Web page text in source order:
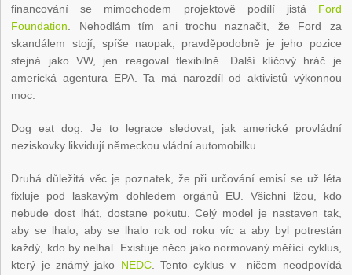
financování se mimochodem projektově podílí jistá Ford
Foundation. Nehodlám tím ani trochu naznačit, že Ford za
skandálem stojí, spíše naopak, pravděpodobně je jeho pozice
stejná jako VW, jen reagoval flexibilně. Další klíčový hráč je
americká agentura EPA. Ta má narozdíl od aktivistů výkonnou
moc.
Dog eat dog. Je to legrace sledovat, jak americké provládní
neziskovky likvidují německou vládní automobilku.
Druhá důležitá věc je poznatek, že při určování emisí se už léta
fixluje pod laskavým dohledem orgánů EU. Všichni lžou, kdo
nebude dost lhát, dostane pokutu. Celý model je nastaven tak,
aby se lhalo, aby se lhalo rok od roku víc a aby byl potrestán
každý, kdo by nelhal. Existuje něco jako normovaný měřící cyklus,
který je známý jako NEDC. Tento cyklus v ničem neodpovídá